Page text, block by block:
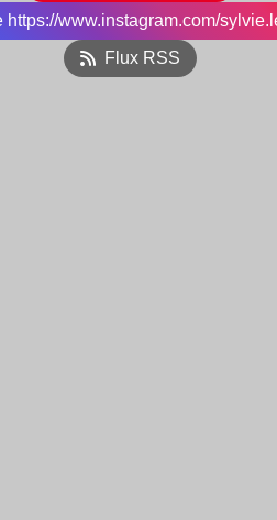
https://www.instagram.com/
Flux RSS